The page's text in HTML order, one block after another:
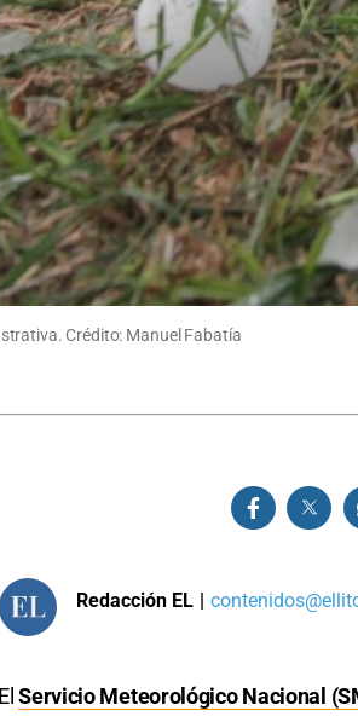
Crédito: Manuel Fabatía
Redacción EL |
ElServicio Meteorológico Nacional